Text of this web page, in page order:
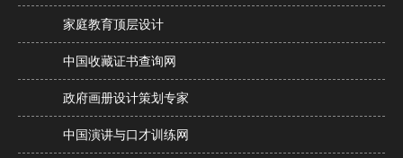
家庭教育顶层设计
中国收藏证书查询网
政府画册设计策划专家
中国演讲与口才训练网